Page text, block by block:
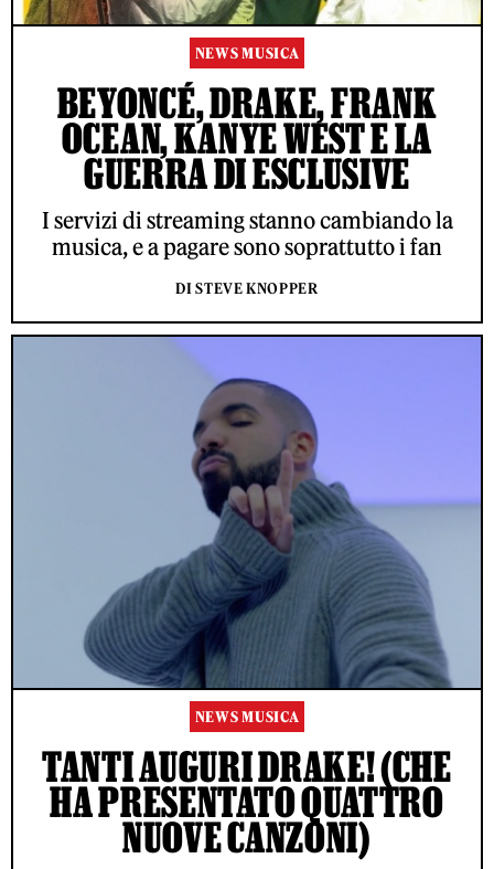
NEWS MUSICA
BEYONCÉ, DRAKE, FRANK
OCEAN, KANYE WEST E LA
GUERRA DI ESCLUSIVE
I servizi di streaming stanno cambiando la
musica, e a pagare sono soprattutto i fan
DI STEVE KNOPPER
NEWS MUSICA
TANTI AUGURI DRAKE! (CHE
HA PRESENTATO QUATTRO
NUOVE CANZONI)